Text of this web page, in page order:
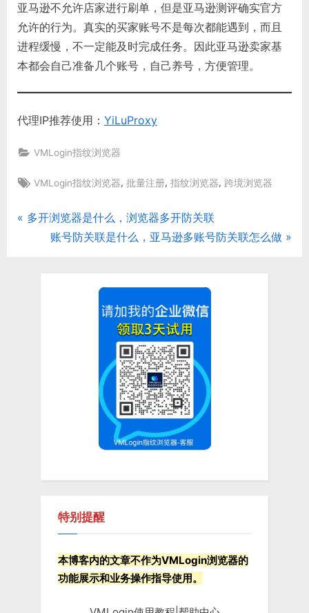
亚马逊不允许店家进行刷单，但是亚马逊测评确实官方
允许的行为。真实的买家账号不是每次都能遇到，而且
进程缓慢，不一定能及时完成任务。因此亚马逊卖家基
本都会自己准备几个账号，自己养号，方便管理。
代理IP推荐使用： YiLuProxy
VMLogin指纹浏览器
Tags:
VMLogin指纹浏览器,批量注册,指纹浏览器, 跨境浏览器
文
P
多开浏览器是什么，浏览器多开防关联
N
账号防关联是什么，亚马逊多账号防关联怎么做
特别提醒
本博客内的文章不作为VMLogin浏览器的
功能展示和业务操作指导使用。